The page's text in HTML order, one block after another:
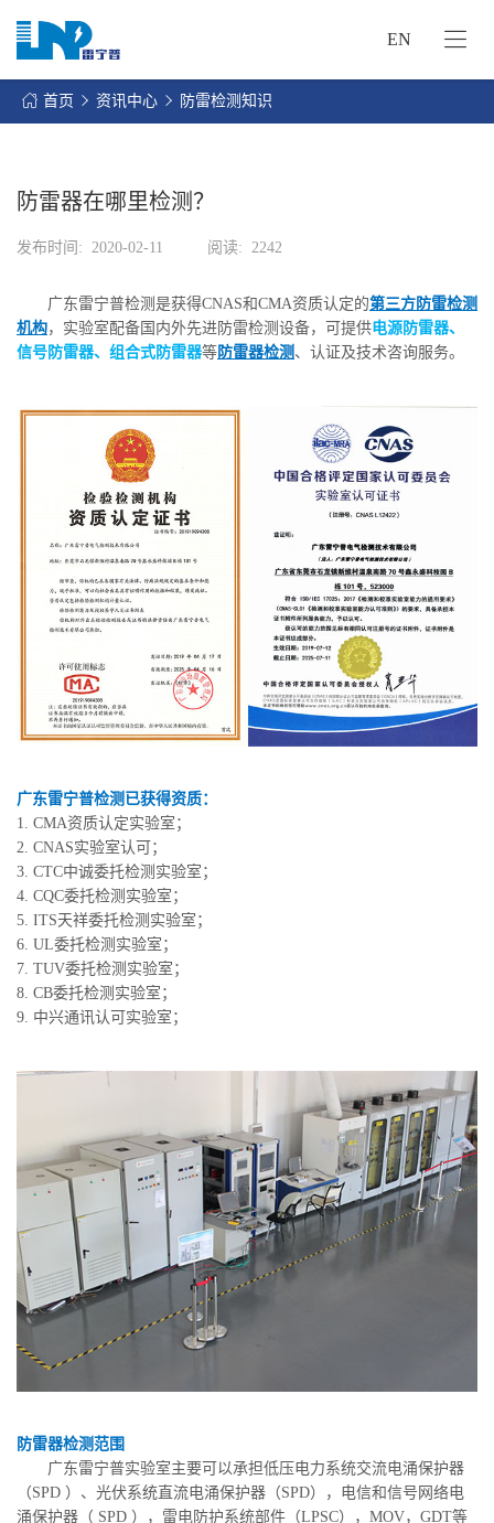
EN
首页 资讯中心 防雷检测知识
防雷器在哪里检测？
发布时间: 2020-02-11 阅读: 2242
广东雷宁普检测是获得CNAS和CMA资质认定的第三方防雷检测
机构，实验室配备国内外先进防雷检测设备，可提供电源防雷器、
信号防雷器、组合式防雷器等防雷器检测 、认证及技术咨询服务。
广东雷宁普检测已获得资质：
1. CMA资质认定实验室；
2. CNAS实验室认可；
3. CTC中诚委托检测实验室；
4. CQC委托检测实验室；
5. ITS天祥委托检测实验室；
6. UL委托检测实验室；
7. TUV委托检测实验室；
8. CB委托检测实验室；
9. 中兴通讯认可实验室；
防雷器检测范围
广东雷宁普实验室主要可以承担低压电力系统交流电涌保护器
（SPD ）、光伏系统直流电涌保护器（SPD），电信和信号网络电
涌保护器（ SPD ），雷电防护系统部件（LPSC），MOV，GDT等
网
的
服
务
资